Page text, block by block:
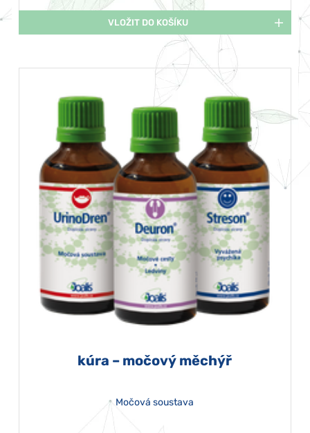
VLOŽIT DO KOŠÍKU
kúra – močový měchýř
Močová soustava